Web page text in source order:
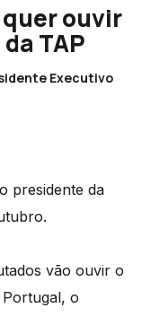
ouvir
TAP
Executivo
presidente da
vão ouvir o
o